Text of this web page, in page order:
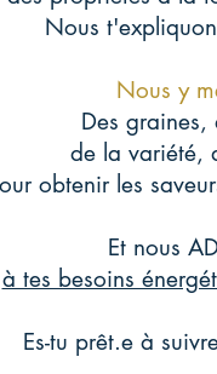
Nous
Nous y
Des graines,
de la variété,
obtenir les
Et nous
à tes besoins
Es-tu prêt.e à